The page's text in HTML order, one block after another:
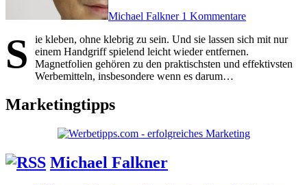
Michael Falkner 1 Kommentare
S
ie kleben, ohne klebrig zu sein. Und sie lassen sich mit nur
einem Handgriff spielend leicht wieder entfernen.
Magnetfolien gehören zu den praktischsten und effektivsten
Werbemitteln, insbesondere wenn es darum…
Marketingtipps
Michael Falkner